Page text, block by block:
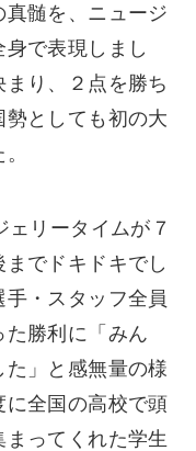
髄を、ニュージ
で表現しまし
り、２点を勝ち
としても初の大
リータイムが７
でドキドキでし
・スタッフ全員
勝利に「みん
」と感無量の様
全国の高校で頭
ってくれた学生